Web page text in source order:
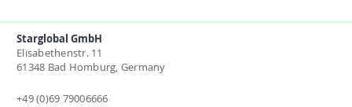
Starglobal GmbH
Elisabethenstr. 11
61348 Bad Homburg, Germany
+49 (0)69 79006666​